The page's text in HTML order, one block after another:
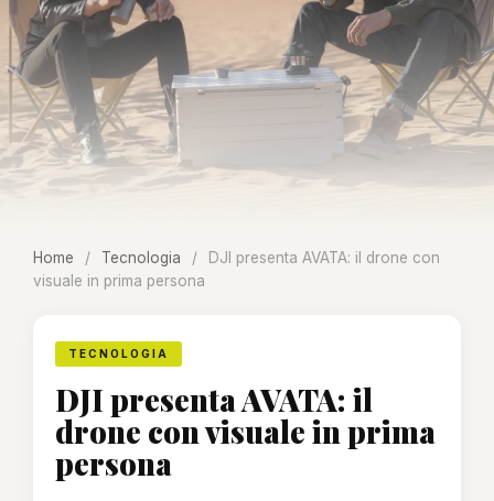
Home / Tecnologia /
DJI presenta AVATA: il drone con
visuale in prima persona
TECNOLOGIA
DJI presenta AVATA: il
drone con visuale in prima
persona